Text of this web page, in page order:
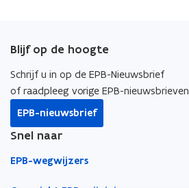
d
p
e
t
n
b
o
o
p
e
e
d
i
p
e
e
r
n
k
Blijf op de hoogte
Schrijf u in op de EPB-Nieuwsbrief
of raadpleeg vorige EPB-nieuwsbrieven
EPB-nieuwsbrief
Snel naar
EPB-wegwijzers